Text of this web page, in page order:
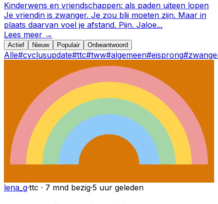
Kinderwens en vriendschappen: als paden uiteen lopen
Je vriendin is zwanger. Je zou blij moeten zijn. Maar in
plaats daarvan voel je afstand. Pijn. Jaloe...
Lees meer →
Actief Nieuw Populair Onbeantwoord
Alle#cyclusupdate#ttc#tww#algemeen#eisprong#
lena_g·ttc · 7 mnd bezig·5 uur geleden